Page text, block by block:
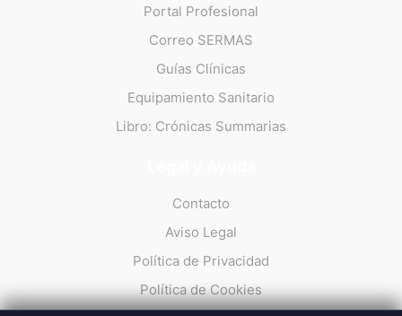
Portal Profesional
Correo SERMAS
Guías Clínicas
Equipamiento Sanitario
Libro: Crónicas Summarias
Contacto
Aviso Legal
Política de Privacidad
Política de Cookies